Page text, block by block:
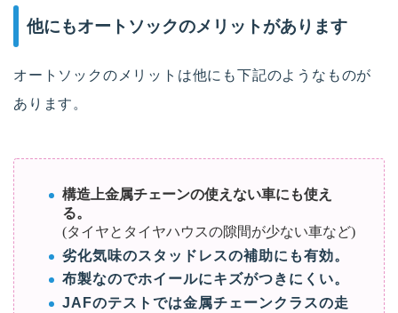
他にもオートソックのメリットがあります
オートソックのメリットは他にも下記のようなものが
あります。
構造上金属チェーンの使えない車にも使え
る。
(タイヤとタイヤハウスの隙間が少ない車など)
劣化気味のスタッドレスの補助にも有効。
布製なのでホイールにキズがつきにくい。
JAFのテストでは金属チェーンクラスの走